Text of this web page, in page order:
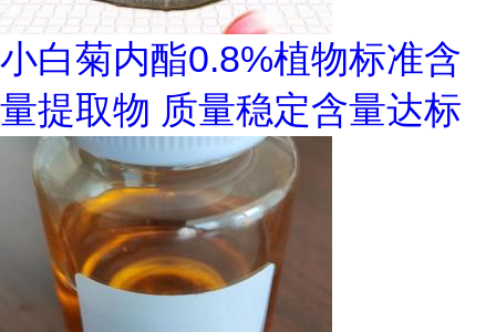
小白菊内酯0.8%植物标准含
量提取物 质量稳定含量达标